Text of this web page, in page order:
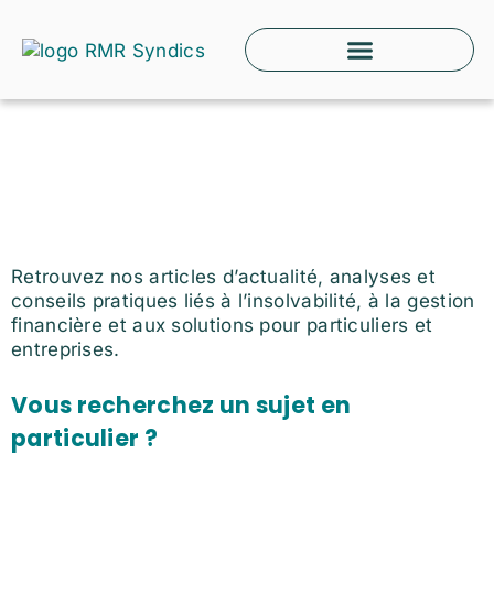
contenu
Retrouvez nos articles d’actualité, analyses et
conseils pratiques liés à l’insolvabilité, à la gestion
financière et aux solutions pour particuliers et
entreprises.
Vous recherchez un sujet en
particulier ?